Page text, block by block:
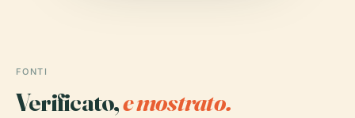
FONTI
Verificato,e mostrato.